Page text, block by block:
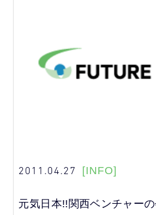
2011.04.27 [INFO]
元気日本!!関西ベンチャー